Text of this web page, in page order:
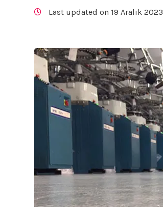
Last updated on 19 Aralık 2023